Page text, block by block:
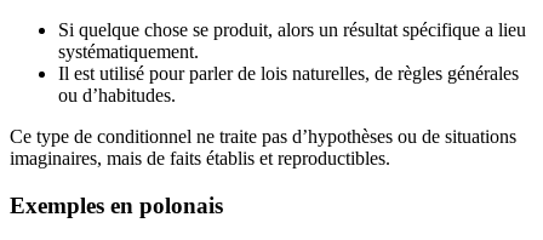
Si quelque chose se produit, alors un résultat spécifique a lieu
systématiquement.
Il est utilisé pour parler de lois naturelles, de règles générales
ou d’habitudes.
Ce type de conditionnel ne traite pas d’hypothèses ou de situations
imaginaires, mais de faits établis et reproductibles.
Exemples en polonais